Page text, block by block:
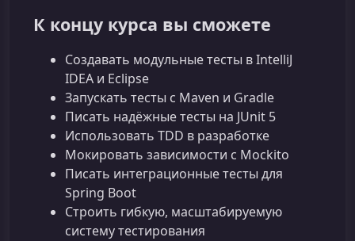
К концу курса вы сможете
Создавать модульные тесты в IntelliJ
IDEA и Eclipse
Запускать тесты с Maven и Gradle
Писать надёжные тесты на JUnit 5
Использовать TDD в разработке
Мокировать зависимости с Mockito
Писать интеграционные тесты для
Spring Boot
Строить гибкую, масштабируемую
систему тестирования